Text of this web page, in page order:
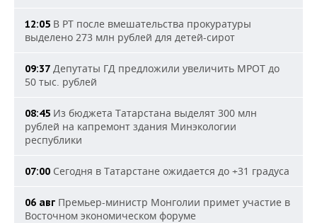
12:05 В РТ после вмешательства прокуратуры
выделено 273 млн рублей для детей-сирот
09:37 Депутаты ГД предложили увеличить МРОТ до
50 тыс. рублей
08:45 Из бюджета Татарстана выделят 300 млн
рублей на капремонт здания Минэкологии
республики
07:00 Сегодня в Татарстане ожидается до +31 градуса
06 авг Премьер-министр Монголии примет участие в
Восточном экономическом форуме